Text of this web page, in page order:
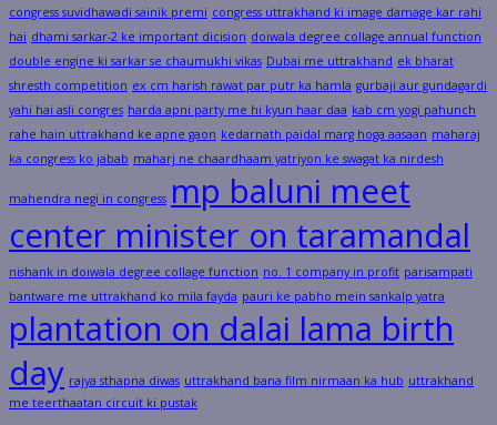
congress suvidhawadi sainik premi congress uttrakhand ki image damage kar rahi
hai dhami sarkar-2 ke important dicision doiwala degree collage annual function
double engine ki sarkar se chaumukhi vikas Dubai me uttrakhand ek bharat
shresth competition ex cm harish rawat par putr ka hamla gurbaji aur gundagardi
yahi hai asli congres harda apni party me hi kyun haar daa kab cm yogi pahunch
rahe hain uttrakhand ke apne gaon kedarnath paidal marg hoga aasaan maharaj
ka congress ko jabab maharj ne chaardhaam yatriyon ke swagat ka nirdesh
mahendra negi in congress mp baluni meet
center minister on taramandal
nishank in doiwala degree collage function no. 1 company in profit parisampati
bantware me uttrakhand ko mila fayda pauri ke pabho mein sankalp yatra
plantation on dalai lama birth
day rajya sthapna diwas uttrakhand bana film nirmaan ka hub uttrakhand
me teerthaatan circuit ki pustak